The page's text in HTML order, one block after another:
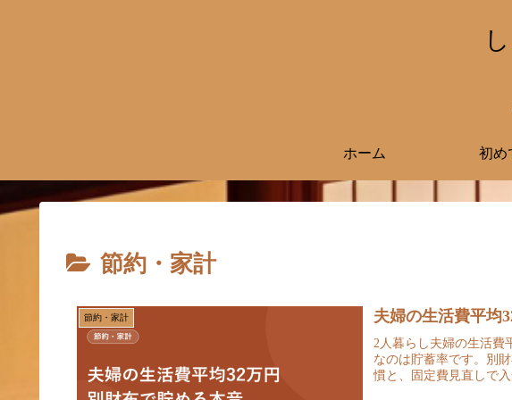
ホーム 初め
節約・家計
節約・家計 夫婦の生活費平均
2人暮らし夫婦の生活費
なのは貯蓄率です。別
慣と、固定費見直しで